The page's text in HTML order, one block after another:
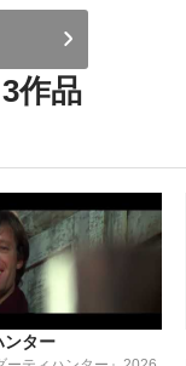
作品
ンター